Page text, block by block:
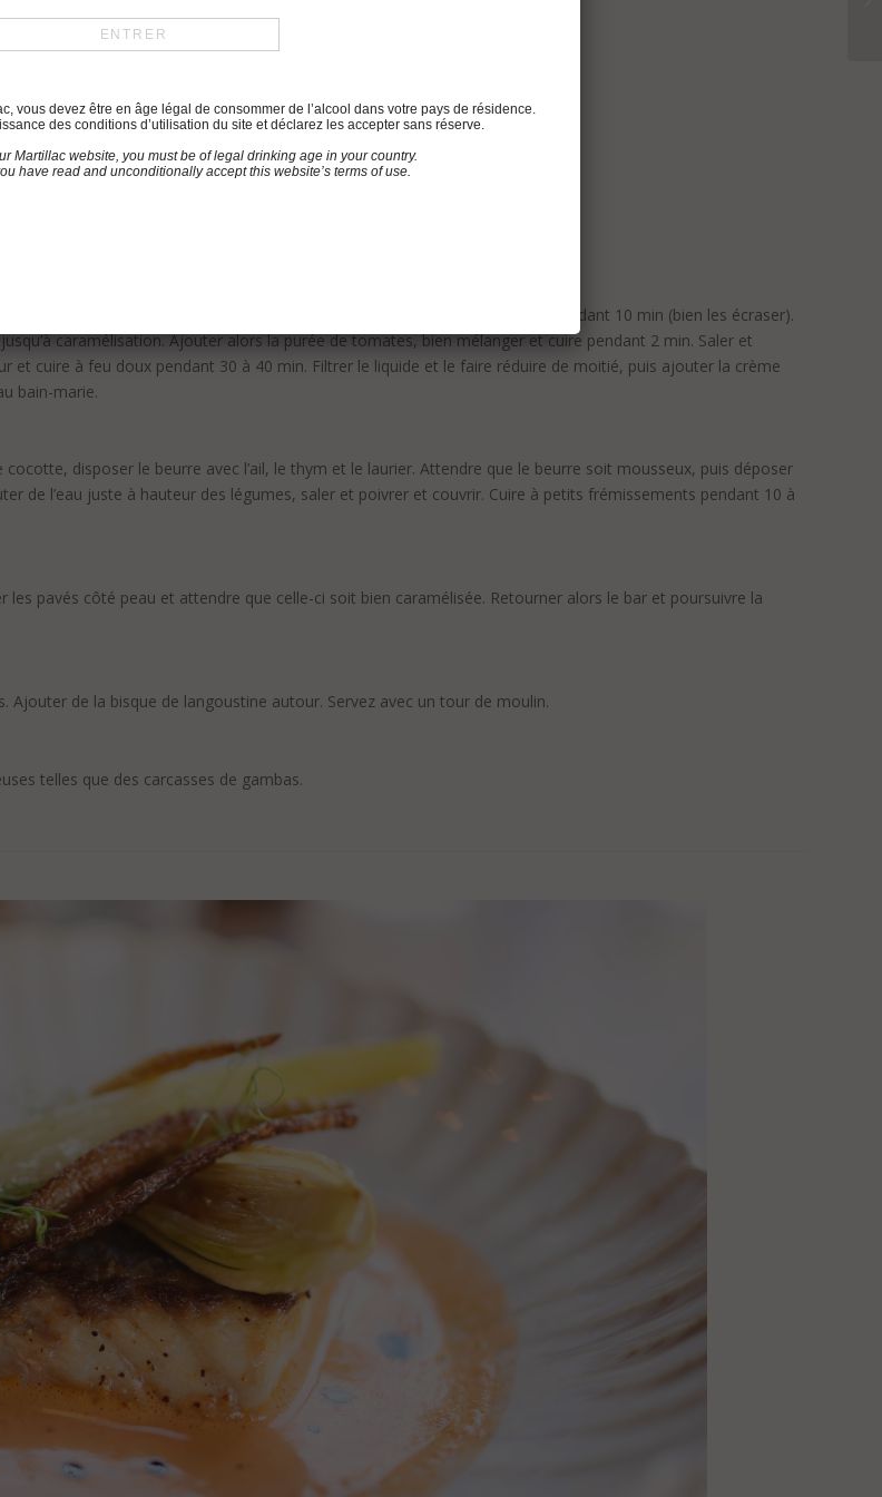
8cl d’huile d’olive
6 pincées de sel fin
avec un filet d’huile d’olive, faire revenir les carcasses de langoustines pendant 10 min (bien les écraser).
caramélisation. Ajouter alors la purée de tomates, bien mélanger et cuire pendant 2 min. Saler et
et cuire à feu doux pendant 30 à 40 min. Filtrer le liquide et le faire réduire de moitié, puis ajouter la crème
bain-marie.
disposer le beurre avec l’ail, le thym et le laurier. Attendre que le beurre soit mousseux, puis déposer
de l’eau juste à hauteur des légumes, saler et poivrer et couvrir. Cuire à petits frémissements pendant 10 à
les pavés côté peau et attendre que celle-ci soit bien caramélisée. Retourner alors le bar et poursuivre la
de la bisque de langoustine autour. Servez avec un tour de moulin.
telles que des carcasses de gambas.
vous devez être en âge légal de consommer de l’alcool dans votre pays de résidence.
des conditions d’utilisation du site et déclarez les accepter sans réserve.
Martillac website, you must be of legal drinking age in your country.
have read and unconditionally accept this website’s terms of use.